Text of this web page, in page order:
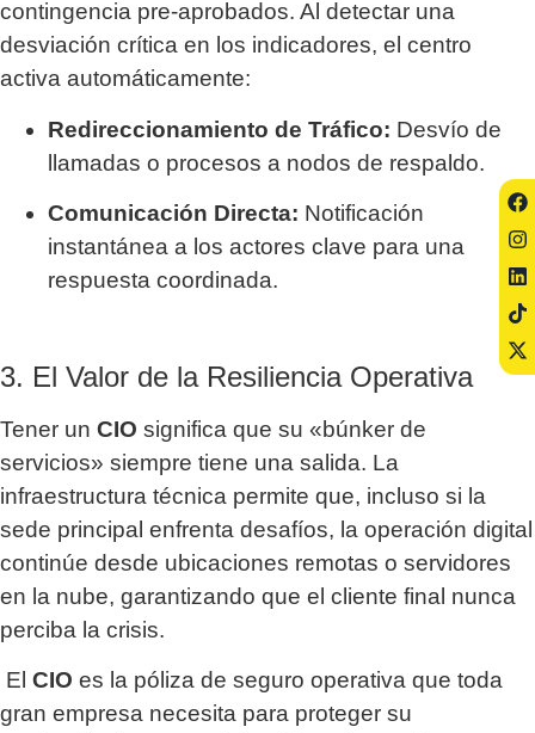
contingencia pre-aprobados. Al detectar una
desviación crítica en los indicadores, el centro
activa automáticamente:
Redireccionamiento de Tráfico: Desvío de
llamadas o procesos a nodos de respaldo.
Comunicación Directa: Notificación
instantánea a los actores clave para una
respuesta coordinada.
3. El Valor de la Resiliencia Operativa
Tener un CIO significa que su «búnker de
servicios» siempre tiene una salida. La
infraestructura técnica permite que, incluso si la
sede principal enfrenta desafíos, la operación digital
continúe desde ubicaciones remotas o servidores
en la nube, garantizando que el cliente final nunca
perciba la crisis.
El CIO es la póliza de seguro operativa que toda
gran empresa necesita para proteger su